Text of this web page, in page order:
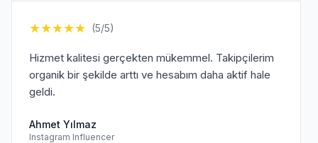
★★★★★ (5/5)
Hizmet kalitesi gerçekten mükemmel. Takipçilerim
organik bir şekilde arttı ve hesabım daha aktif hale
geldi.
Ahmet Yılmaz
Instagram Influencer